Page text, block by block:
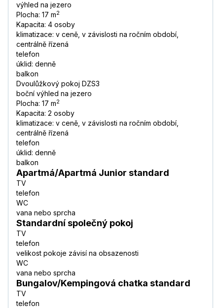
výhled na jezero
Plocha: 17 m2
Kapacita: 4 osoby
klimatizace: v ceně, v závislosti na ročním období,
centrálně řízená
telefon
úklid: denně
balkon
Dvoulůžkový pokoj DZS3
boční výhled na jezero
Plocha: 17 m2
Kapacita: 2 osoby
klimatizace: v ceně, v závislosti na ročním období,
centrálně řízená
telefon
úklid: denně
balkon
Apartmá/Apartmá Junior standard
TV
telefon
WC
vana nebo sprcha
Standardní společný pokoj
TV
telefon
velikost pokoje závisí na obsazenosti
WC
vana nebo sprcha
Bungalov/Kempingová chatka standard
TV
telefon